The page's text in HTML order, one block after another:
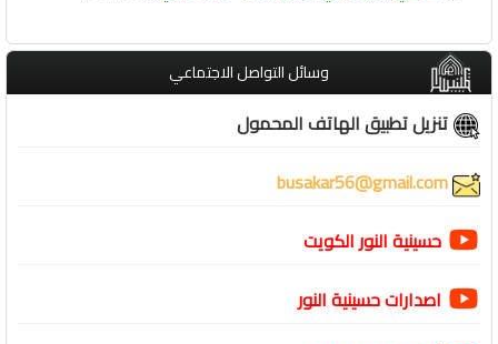
وسائل التواصل الاجتماعي
تنزيل تطبيق الهاتف المحمول
حسينية النور الكويت
اصدارات حسينية النور